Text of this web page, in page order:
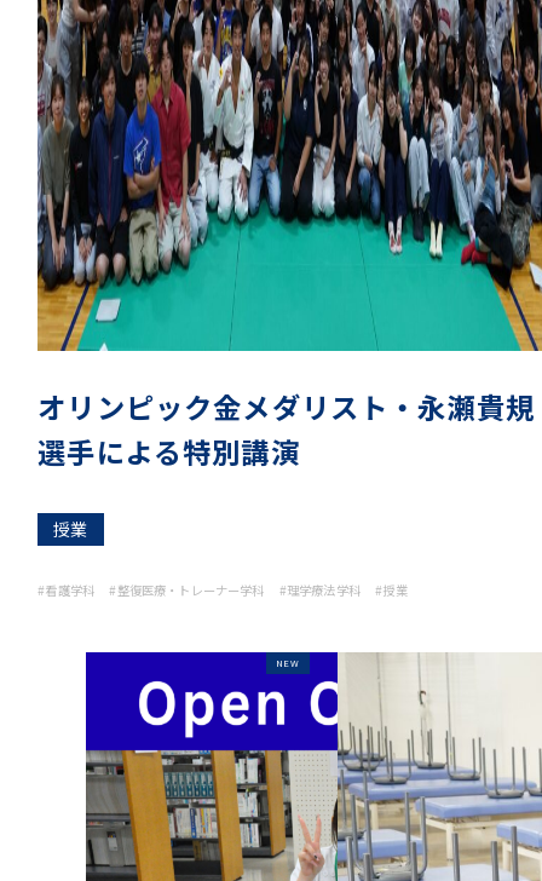
オリンピック金メダリスト・永瀬貴規
選手による特別講演
授業
#看護学科#整復医療・トレーナー学科 #理学療法学科#授業